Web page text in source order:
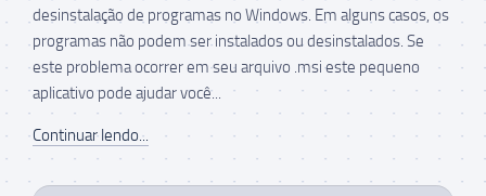
desinstalação de programas no Windows. Em alguns casos, os
programas não podem ser instalados ou desinstalados. Se
este problema ocorrer em seu arquivo .msi este pequeno
aplicativo pode ajudar você...
Continuar lendo...